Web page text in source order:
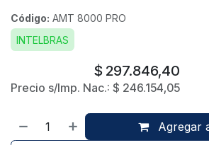
Código: AMT 8000 PRO
INTELBRAS
$ 297.846,40
Precio s/Imp. Nac.: $ 246.154,05
Agregar